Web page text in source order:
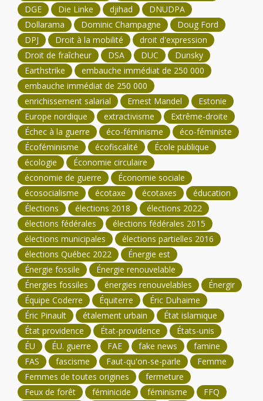
DGE
Die Linke djihad
DNUDPA
Dollarama
Dominic Champagne
Doug Ford
DPJ
Droit à la mobilité
droit d'expression
Droit de fraîcheur
DSA DUC
Dunsky
Earthstrike
embauche immédiat de 250 000
embauche immédiat de 250 000
enrichissement salarial
Ernest Mandel
Estonie
Europe nordique
extractivisme
Extrême-droite
Échec à la guerre
éco-féminisme
éco-féministe
Écoféminisme
écofiscalité
École publique
écologie
Économie circulaire
économie de guerre
Économie sociale
écosocialisme
écotaxe écotaxes
éducation
Élections
élections 2018
élections 2022
élections fédérales
élections fédérales 2015
élections municipales
élections partielles 2016
élections Québec 2022
Énergie est
Énergie fossile
Énergie renouvelable
Énergies fossiles
énergies renouvelables
Énergir
Équipe Coderre
Équiterre
Éric Duhaime
Éric Pinault
étalement urbain
État islamique
État providence
État-providence
États-unis
ÉU
ÉU. guerre FAE fake news
famine
FAS
fascisme Faut-qu'on-se-parle
Femme
Femmes de toutes origines
fermeture
Feux de forêt
féminicide féminisme
FFQ